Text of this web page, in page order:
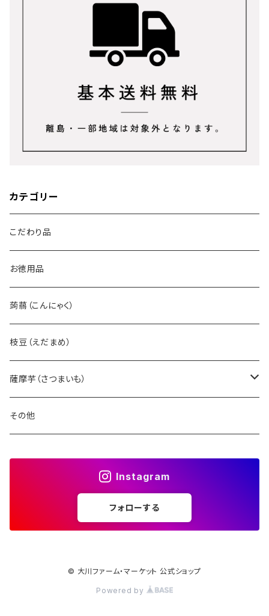
カテゴリー
こだわり品
お徳用品
蒟蒻（こんにゃく）
枝豆（えだまめ）
薩摩芋（さつまいも）
干し芋（ほしいも）
その他
Instagram
フォローする
© 大川ファーム・マーケット 公式ショップ
Powered by